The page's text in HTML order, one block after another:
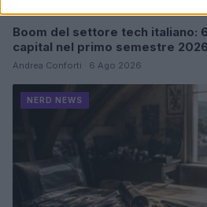
Boom del settore tech italiano:
capital nel primo semestre 2026
Andrea Conforti · 6 Ago 2026
NERD NEWS